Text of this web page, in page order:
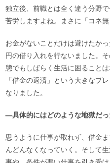
独立後、前職とは全く違う分野
苦労しますよね。まさに「コネ
お金がないことだけは避けたか
円の借り入れを行ないました。
態でもしばらく生活に困ること
「借金の返済」という大きなプ
なりました。
―具体的にはどのような地獄だっ
思うように仕事が取れず、借金
んどんなくなっていく。そして